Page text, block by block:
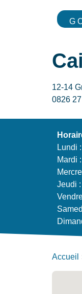
12-14
0826
Lundi
Mardi
Jeudi
Accueil